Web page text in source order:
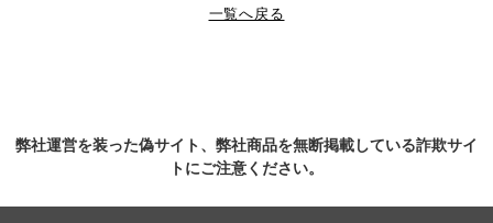
一覧へ戻る
弊社運営を装った偽サイト、弊社商品を無断掲載している詐欺サイ
トにご注意ください。